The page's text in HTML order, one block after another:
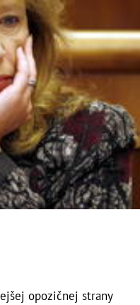
opozičnej strany